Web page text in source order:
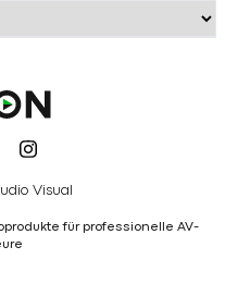
Visual
für professionelle AV-